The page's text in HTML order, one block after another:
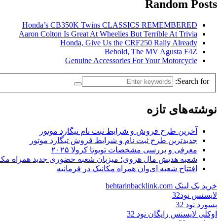
Random Posts
Honda’s CB350K Twins CLASSICS REMEMBERED
Aaron Colton Is Great At Wheelies But Terrible At Trivia
Honda, Give Us the CRF250 Rally Already
Behold, The MV Agusta F4Z
Genuine Accessories For Your Motorcycle
Search for:
نوشته‌های تازه
آخرین طرح فروش و شرایط ثبت نام تیگارد موتور
جدیدترین طرح ثبت نام و شرایط فروش تیگارد موتور
معرفی و بررسی مشخصات تویوتا کرولا ۲۰۲۵
شعبه هدیش مال هروی؛ میزبان شعبه حضوری جدید همراه
افتتاح شعبه ای‌وان همراه مکانیک در فرمانیه
خرید بک لینک behtarinbacklink.com
لایسنس نود32
پسورد نود 32
اوکلی لایسنس رایگان نود 32